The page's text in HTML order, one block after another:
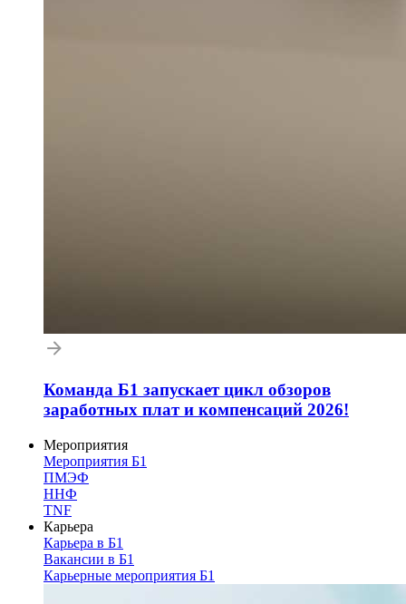
Команда Б1 запускает цикл обзоров
заработных плат и компенсаций 2026!
Мероприятия
Мероприятия Б1
ПМЭФ
ННФ
TNF
Карьера
Карьера в Б1
Вакансии в Б1
Карьерные мероприятия Б1